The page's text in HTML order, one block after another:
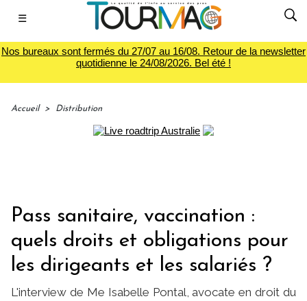
☰
Nos bureaux sont fermés du 27/07 au 16/08. Retour de la newsletter
quotidienne le 24/08/2026. Bel été !
Accueil > Distribution
Pass sanitaire, vaccination :
quels droits et obligations pour
les dirigeants et les salariés ?
L'interview de Me Isabelle Pontal, avocate en droit du